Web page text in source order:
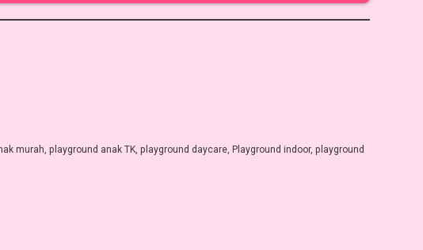
murah,playground anak TK,playground daycare, Playground indoor,playground